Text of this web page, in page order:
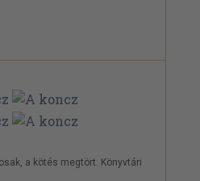
a kötés megtört. Könyvtári